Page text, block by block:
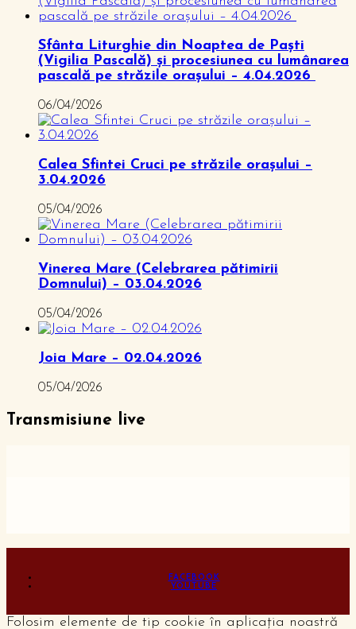
Sfânta Liturghie din Noaptea de Paști
(Vigilia Pascală) și procesiunea cu lumânarea
pascală pe străzile orașului – 4.04.2026
06/04/2026
Calea Sfintei Cruci pe străzile orașului –
3.04.2026
05/04/2026
Vinerea Mare (Celebrarea pătimirii
Domnului) – 03.04.2026
05/04/2026
Joia Mare – 02.04.2026
05/04/2026
Transmisiune live
FACEBOOK
YOUTUBE
Folosim elemente de tip cookie în aplicația noastră